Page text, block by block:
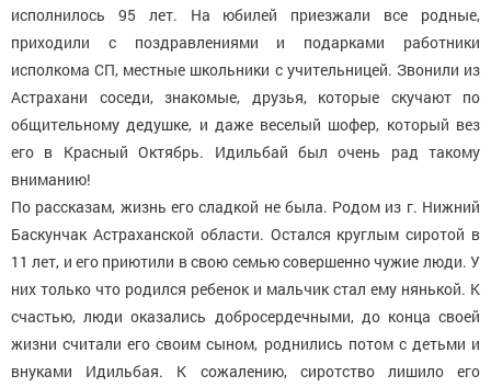
исполнилось 95 лет. На юбилей приезжали все родные,
приходили с поздравлениями и подарками работники
исполкома СП, местные школьники с учительницей. Звонили из
Астрахани соседи, знакомые, друзья, которые скучают по
общительному дедушке, и даже веселый шофер, который вез
его в Красный Октябрь. Идильбай был очень рад такому
вниманию!
По рассказам, жизнь его сладкой не была. Родом из г. Нижний
Баскунчак Астраханской области. Остался круглым сиротой в
11 лет, и его приютили в свою семью совершенно чужие люди. У
них только что родился ребенок и мальчик стал ему нянькой. К
счастью, люди оказались добросердечными, до конца своей
жизни считали его своим сыном, роднились потом с детьми и
внуками Идильбая. К сожалению, сиротство лишило его